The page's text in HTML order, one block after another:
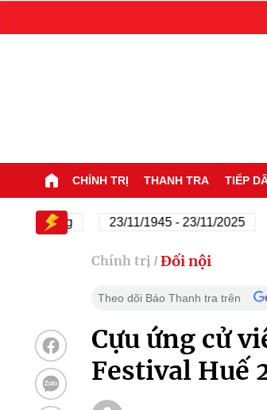
CHÍNH TRỊ THANH TRA TIẾP
23/11/1945 - 23/11/2025 80
Chính trị / Đối nội
Theo dõi Báo Thanh tra trên
Cựu ứng cử
Festival Huế